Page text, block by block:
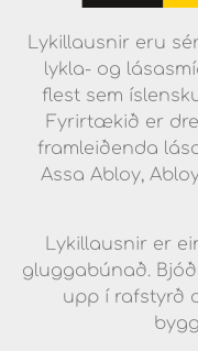
Lykillausnir eru
lykla- og
flest sem
Fyrirtækið er
framleiðenda
Assa Abloy,
Lykillausnir er
gluggabúnað.
upp í rafstyrð